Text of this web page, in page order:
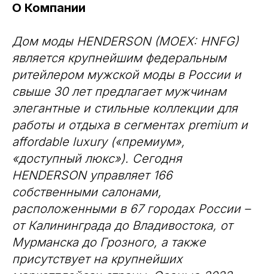
О Компании
Дом моды HENDERSON (MOEX: HNFG)
является крупнейшим федеральным
ритейлером мужской моды в России и
свыше 30 лет предлагает мужчинам
элегантные и стильные коллекции для
работы и отдыха в сегментах premium и
affordable luxury («премиум»,
«доступный люкс»). Сегодня
HENDERSON управляет 166
собственными салонами,
расположенными в 67 городах России –
от Калининграда до Владивостока, от
Мурманска до Грозного, а также
присутствует на крупнейших